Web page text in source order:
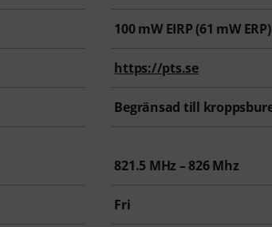
100mW EIRP (61 mW ERP)
https://pts.se
Begränsad till
821.5 MHz – 826 Mhz
Fri